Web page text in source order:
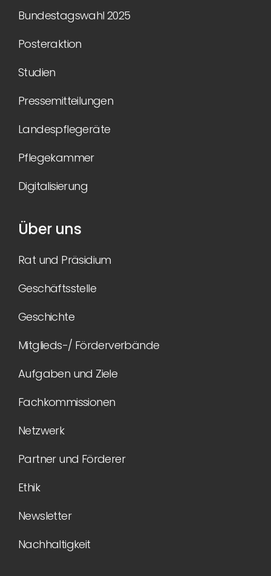
Bundestagswahl 2025
Posteraktion
Studien
Pressemitteilungen
Landespflegeräte
Pflegekammer
Digitalisierung
Über uns
Rat und Präsidium
Geschäftsstelle
Geschichte
Mitglieds-/ Förderverbände
Aufgaben und Ziele
Fachkommissionen
Netzwerk
Partner und Förderer
Ethik
Newsletter
Nachhaltigkeit